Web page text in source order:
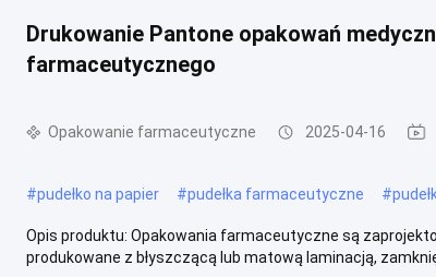
Drukowanie Pantone opakowań
farmaceutycznego
Opakowanie farmaceutyczne 2025-04-16
#pudełko na papier #pudełka farmaceutyczne #
Opis produktu: Opakowania farmaceutyczne są
produkowane z błyszczącą lub matową laminacją,